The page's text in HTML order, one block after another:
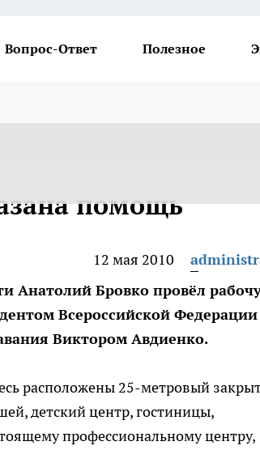
Вопрос-Ответ Полезное
помощь
12 мая 2010
Анатолий Бровко провёл
Всероссийской Федерации
Виктором Авдиенко.
расположены 25-метровый
детский центр, гостиницы,
профессиональному центру,